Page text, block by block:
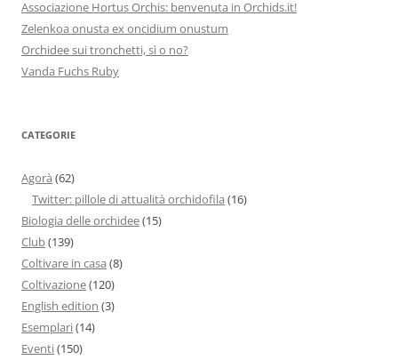
Associazione Hortus Orchis: benvenuta in Orchids.it!
Zelenkoa onusta ex oncidium onustum
Orchidee sui tronchetti, sì o no?
Vanda Fuchs Ruby
CATEGORIE
Agorà (62)
Twitter: pillole di attualità orchidofila (16)
Biologia delle orchidee(15)
Club(139)
Coltivare in casa (8)
Coltivazione(120)
English edition (3)
Esemplari(14)
Eventi(150)